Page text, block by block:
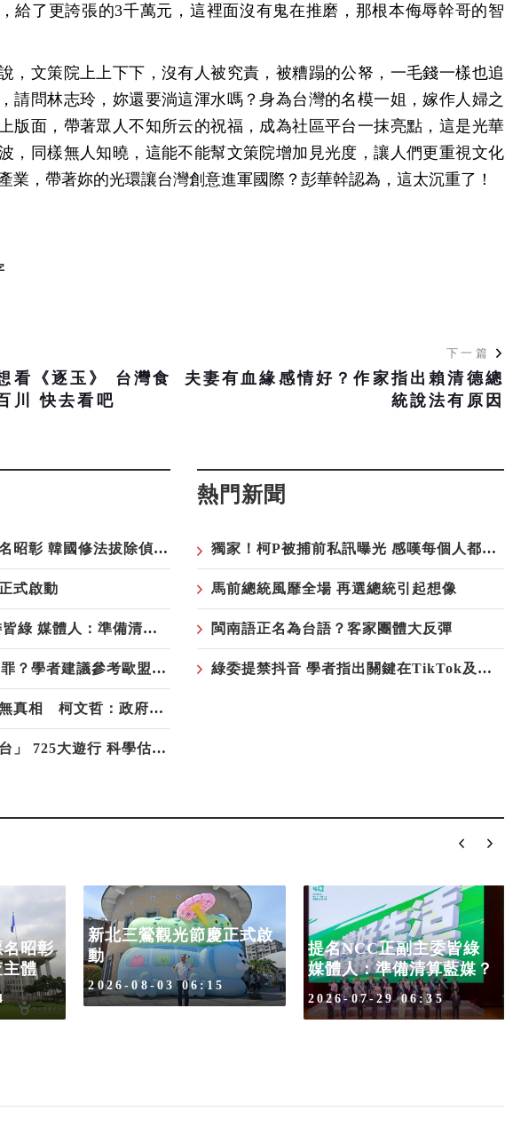
給了更誇張的3千萬元，這裡面沒有鬼在推磨，那根本侮辱幹哥的智
，文策院上上下下，沒有人被究責，被糟蹋的公帑，一毛錢一樣也追
請問林志玲，妳還要淌這渾水嗎？身為台灣的名模一姐，嫁作人婦之
版面，帶著眾人不知所云的祝福，成為社區平台一抹亮點，這是光華
，同樣無人知曉，這能不能幫文策院增加見光度，讓人們更重視文化
業，帶著妳的光環讓台灣創意進軍國際？彭華幹認為，這太沉重了！
看《逐玉》 台灣食
川 快去看吧
下一篇
夫妻有血緣感情好？作家指出賴清德總
統說法有原因
檢察官介入政治惡名昭彰 韓國修法拔除偵查主體
式啟動
提名NCC正副主委皆綠 媒體人：準備清算藍媒？
AI模仿總統聲音有罪？學者建議參考歐盟AI法
毒油事件三個月仍無真相 柯文哲：政府到底在隱瞞什麼？
「我是人，我反毒台」 725大遊行 科學估算參與人數9-12萬人
熱門新聞
獨家！柯P被捕前私訊曝光 感嘆每個人都在推責任
馬前總統風靡全場 再選總統引起想像
閩南語正名為台語？客家團體大反彈
綠委提禁抖音 學者指出關鍵在TikTok及小紅書 以及極權vs民主
昭彰
主體
新北三鶯觀光節慶正式啟
動
2026-08-03 06:15
提名NCC正副主委皆綠
媒體人：準備清算藍媒？
2026-07-29 06:35